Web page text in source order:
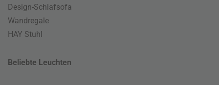
Design-Schlafsofa
Wandregale
HAY Stuhl
Beliebte Leuchten